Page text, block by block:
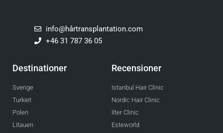
info@hårtransplantation.com
+46 31 787 36 05
Destinationer
Sverige
Turkiet
Polen
Litauen
Recensioner
Istanbul Hair Clinic
Nordic Hair Clinic
Ilter Clinic
Esteworld